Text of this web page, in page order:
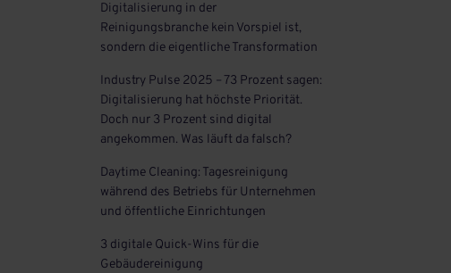
Digitalisierung in der
Reinigungsbranche kein Vorspiel ist,
sondern die eigentliche Transformation
Industry Pulse 2025 – 73 Prozent sagen:
Digitalisierung hat höchste Priorität.
Doch nur 3 Prozent sind digital
angekommen. Was läuft da falsch?
Daytime Cleaning: Tagesreinigung
während des Betriebs für Unternehmen
und öffentliche Einrichtungen
3 digitale Quick-Wins für die
Gebäudereinigung